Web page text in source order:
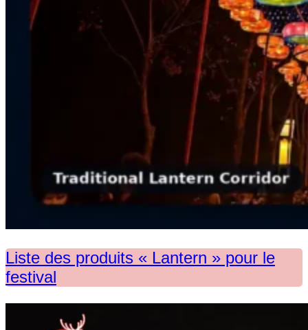
Liste des produits « Lantern » pour le
festival